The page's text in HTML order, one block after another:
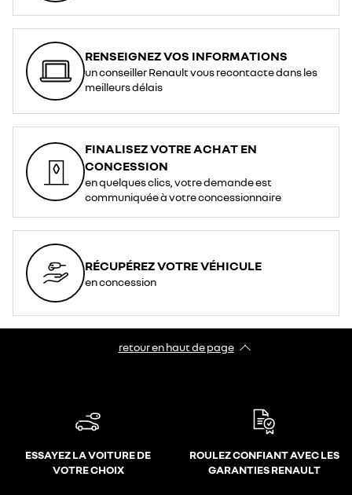
RENSEIGNEZ VOS INFORMATIONS
un conseiller Renault vous recontacte dans les
meilleurs délais
FINALISEZ VOTRE ACHAT EN
CONCESSION
en quelques clics, votre demande est
communiquée à votre concessionnaire
RÉCUPÉREZ VOTRE VÉHICULE
en concession
retour en haut de page​
ESSAYEZ LA VOITURE DE
VOTRE CHOIX
ROULEZ CONFIANT AVEC LES
GARANTIES RENAULT